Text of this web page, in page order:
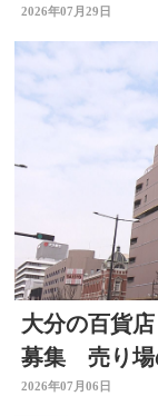
看護師、水道
2026年07月29日
大分の百貨
募集 売り場
制構築のため
2026年07月06日